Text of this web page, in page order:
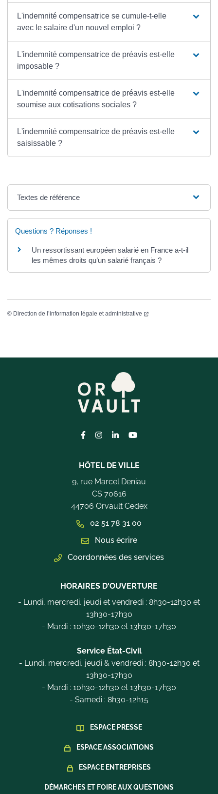
L'indemnité compensatrice se cumule-t-elle
avec le salaire d'un nouvel emploi ?
L'indemnité compensatrice de préavis est-elle
imposable ?
L'indemnité compensatrice de préavis est-elle
soumise aux cotisations sociales ?
L'indemnité compensatrice de préavis est-elle
saisissable ?
Textes de référence
Questions ? Réponses !
Un ressortissant européen salarié en France a-t-il
les mêmes droits qu’un salarié français ?
© Direction de l’information légale et administrative
Lien vers le compte Facebook
Lien vers le compte Instagram
Lien vers le compte Linkedin
Lien vers la chaîne
HÔTEL DE VILLE
9, rue Marcel Deniau
CS 70616
44706 Orvault Cedex
02 51 78 31 00
Nous écrire
Coordonnées des services
HORAIRES D'OUVERTURE
- Lundi, mercredi, jeudi et vendredi : 8h30-12h30 et
13h30-17h30
- Mardi : 10h30-12h30 et 13h30-17h30
Service État-Civil
- Lundi, mercredi, jeudi & vendredi : 8h30-12h30 et
13h30-17h30
- Mardi : 10h30-12h30 et 13h30-17h30
- Samedi : 8h30-12h15
ESPACE PRESSE
ESPACE ASSOCIATIONS
ESPACE ENTREPRISES
DÉMARCHES ET FOIRE AUX QUESTIONS